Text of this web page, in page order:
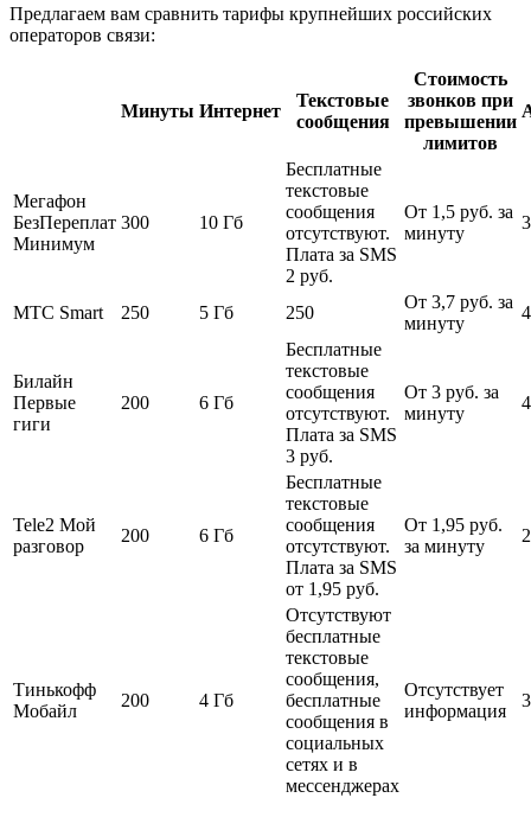
Предлагаем вам сравнить тарифы крупнейших российских
операторов связи:
Минуты Интернет
Текстовые
сообщения
Стоимость
звонков при
превышении
лимитов
Мегафон
БезПереплат
Минимум
300 10 Гб
Бесплатные
текстовые
сообщения
отсутствуют.
Плата за SMS
2 руб.
От 1,5 руб. за
минуту
МТС Smart 250 5 Гб 250
От 3,7 руб. за
минуту
Билайн
Первые
гиги
200 6 Гб
Бесплатные
текстовые
сообщения
отсутствуют.
Плата за SMS
3 руб.
От 3 руб. за
минуту
Tele2 Мой
разговор
200 6 Гб
Бесплатные
текстовые
сообщения
отсутствуют.
Плата за SMS
от 1,95 руб.
От 1,95 руб.
за минуту
Тинькофф
Мобайл
200 4 Гб
Отсутствуют
бесплатные
текстовые
сообщения,
бесплатные
сообщения в
социальных
сетях и в
мессенджерах
Отсутствует
информация